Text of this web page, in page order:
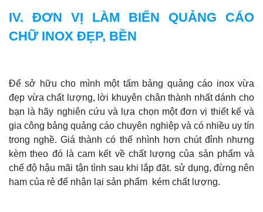
IV. ĐƠN VỊ LÀM BIỂN QUẢNG CÁO
CHỮ INOX ĐẸP, BỀN
Để sở hữu cho mình một tấm bảng quảng cáo inox vừa
đẹp vừa chất lượng, lời khuyên chân thành nhất dánh cho
bạn là hãy nghiên cứu và lựa chọn một đơn vị thiết kế và
gia công bảng quảng cáo chuyên nghiệp và có nhiều uy tín
trong nghề. Giá thành có thể nhình hơn chút đỉnh nhưng
kèm theo đó là cam kết về chất lượng của sản phẩm và
chế độ hậu mãi tận tình sau khi lắp đặt. sử dụng, đừng nên
ham của rẻ để nhận lại sản phẩm kém chất lượng.